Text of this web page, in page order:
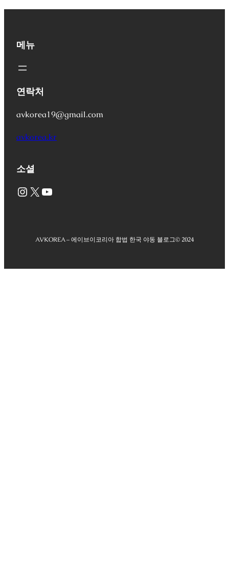
메뉴
연락처
avkorea19@gmail.com
avkorea.kr
소셜
Instagram X YouTube
AVKOREA – 에이브이코리아 합법 한국 야동 블로그© 2024